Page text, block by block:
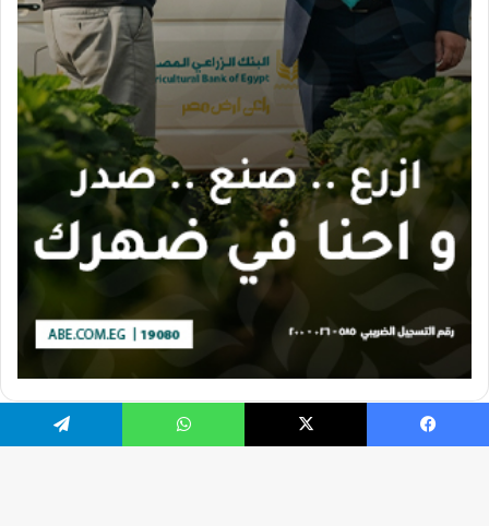
فيسبوك X واتساب تيلقرام